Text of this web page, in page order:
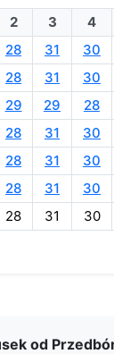
2 3 4
28 31 30
28 31 30
29 29 28
28 31 30
28 31 30
28 31 30
28 31 30
od